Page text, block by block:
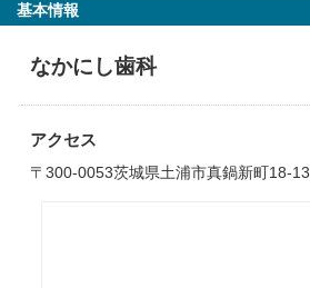
基本情報
なかにし歯科
アクセス
〒300-0053茨城県土浦市真鍋新町18-13